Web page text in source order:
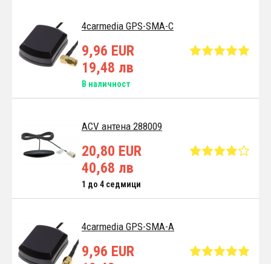
4carmedia GPS-SMA-C
9,96 EUR
19,48 лв
В наличност
ACV антена 288009
20,80 EUR
40,68 лв
1 до 4 седмици
4carmedia GPS-SMA-A
9,96 EUR